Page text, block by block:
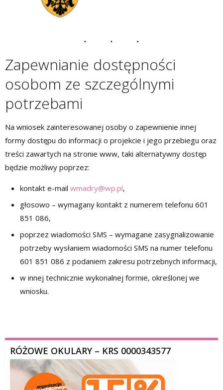
Zapewnianie dostępności
osobom ze szczególnymi
potrzebami
Na wniosek zainteresowanej osoby o zapewnienie innej
formy dostępu do informacji o projekcie i jego przebiegu oraz
treści zawartych na stronie www, taki alternatywny dostęp
będzie możliwy poprzez:
kontakt e-mail wmadry@wp.pl,
głosowo – wymagany kontakt z numerem telefonu 601
851 086,
poprzez wiadomości SMS – wymagane zasygnalizowanie
potrzeby wysłaniem wiadomości SMS na numer telefonu
601 851 086 z podaniem zakresu potrzebnych informacji,
w innej technicznie wykonalnej formie, określonej we
wniosku.
RÓŻOWE OKULARY – KRS 0000343577